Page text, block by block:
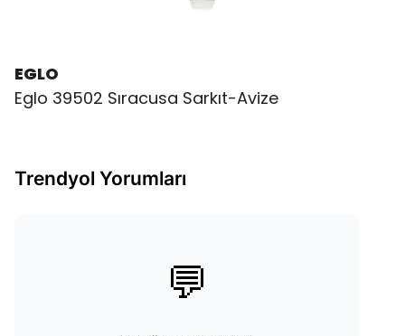
EGLO
Eglo 39502 Sıracusa Sarkıt-Avize
Trendyol Yorumları
💬